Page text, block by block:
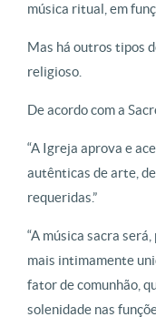
música ritual, em
Mas há outros tipos
religioso.
De acordo com a
“A Igreja aprova e
autênticas de arte,
requeridas.”
“A música sacra
mais intimamente
fator de comunhão,
solenidade nas